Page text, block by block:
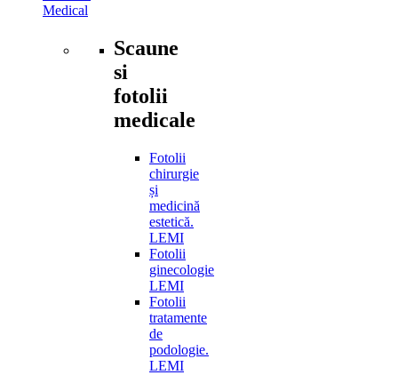
Medical
Scaune
si
fotolii
medicale
Fotolii
chirurgie
și
medicină
estetică.
LEMI
Fotolii
ginecologie
LEMI
Fotolii
tratamente
de
podologie.
LEMI